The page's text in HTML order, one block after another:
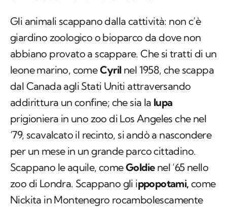
Gli animali scappano dalla cattività: non c’è
giardino zoologico o bioparco da dove non
abbiano provato a scappare. Che si tratti di un
leone marino, comeCyrilnel 1958, che scappa
dal Canada agli Stati Uniti attraversando
addirittura un confine; che sia la lupa
prigioniera in uno zoo di Los Angeles che nel
‘79, scavalcato il recinto, si andò a nascondere
per un mese in un grande parco cittadino.
Scappano le aquile, comeGoldienel ’65 nello
zoo di Londra. Scappano gli ippopotami, come
Nickita in Montenegro rocambolescamente